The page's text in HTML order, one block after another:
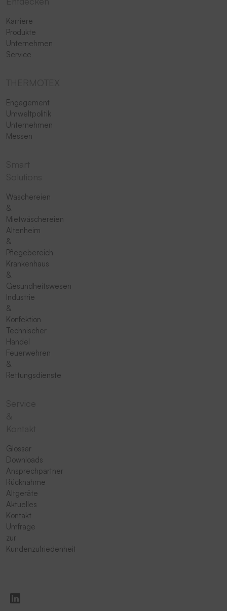
Karriere
Produkte
Unternehmen
Service
Engagement
Umweltpolitik
Unternehmen
Messen
Wäschereien
&
Mietwäschereien
Altenheim
&
Pflegebereich
Krankenhaus
&
Gesundheitswesen
Industrie
&
Konfektion
Technischer
Handel
Feuerwehren
&
Rettungsdienste
Glossar
Downloads
Ansprechpartner
Rücknahme
Altgeräte
Aktuelles
Kontakt
Umfrage
zur
Kundenzufriedenheit